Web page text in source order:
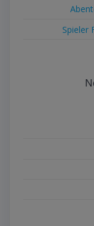
Spieler